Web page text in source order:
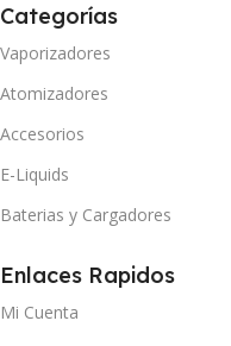
Categorías
Vaporizadores
Atomizadores
Accesorios
E-Liquids
Baterias y Cargadores
Enlaces Rapidos
Mi Cuenta